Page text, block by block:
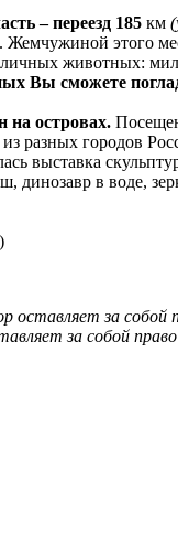
– переезд 185 км
Жемчужиной этого
животных:
Вы сможете
на островах.
разных городов
выставка
динозавр в воде,
за собой
за собой